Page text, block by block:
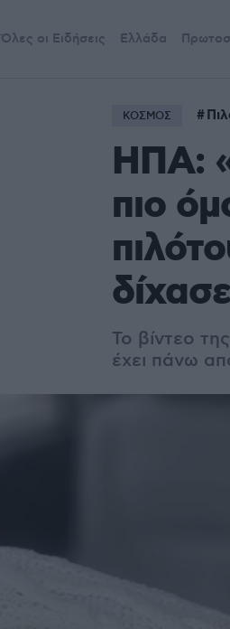
Όλες οι Ειδήσεις Ελλάδα
ΚΟΣΜΟΣ
ΗΠΑ:
πιο
To βίντεο
έχει πάνω